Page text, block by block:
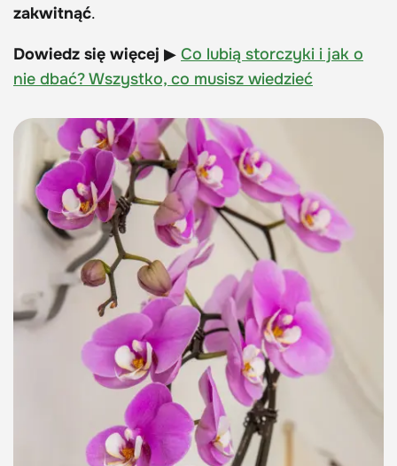
zakwitnąć.
Dowiedz się więcej ▶ Co lubią storczyki i jak o
nie dbać? Wszystko, co musisz wiedzieć